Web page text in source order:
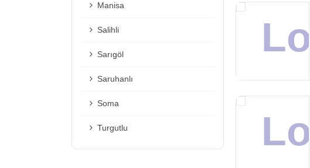
Manisa
Salihli
Sarıgöl
Saruhanlı
Soma
Turgutlu